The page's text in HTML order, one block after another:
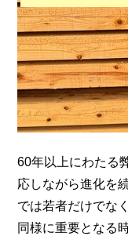
60年以上にわたる
応しながら進化を
では若者だけでな
同様に重要となる